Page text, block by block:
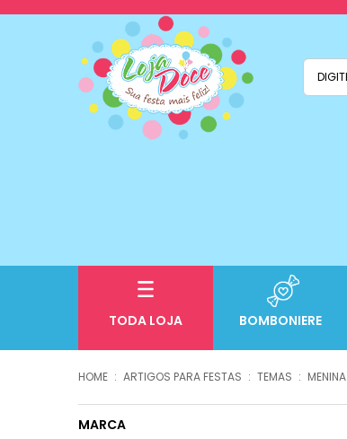
TODA LOJA BOMBONIERE
ARTIGOS PARA FESTAS TEMAS MENINA
MARCA